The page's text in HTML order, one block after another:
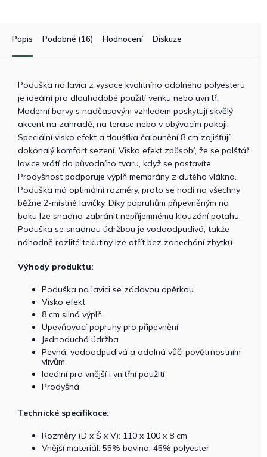
Popis Podobné (16) Hodnocení Diskuze
Poduška na lavici z vysoce kvalitního odolného polyesteru
je ideální pro dlouhodobé použití venku nebo uvnitř.
Moderní barvy s nadčasovým vzhledem poskytují skvělý
akcent na zahradě, na terase nebo v obývacím pokoji.
Speciální visko efekt a tloušťka čalounění 8 cm zajišťují
dokonalý komfort sezení. Visko efekt způsobí, že se polštář
lavice vrátí do původního tvaru, když se postavíte.
Prodyšnost podporuje výplň membrány z dutého vlákna.
Poduška má optimální rozměry, proto se hodí na všechny
běžné 2-místné lavičky. Díky popruhům připevněným na
boku lze snadno zabránit nepříjemnému klouzání potahu.
Poduška se snadnou údržbou je vodoodpudivá, takže
náhodně rozlité tekutiny lze otřít bez zanechání zbytků.
Výhody produktu:
Poduška na lavici se zádovou opěrkou
Visko efekt
8 cm silná výplň
Upevňovací popruhy pro připevnění
Jednoduchá údržba
Pevná, vodoodpudivá a odolná vůči povětrnostním
vlivům
Ideální pro vnější i vnitřní použití
Prodyšná
Technické specifikace:
Rozměry (D x Š x V): 110 x 100 x 8 cm
Vnější materiál: 55% bavlna, 45% polyester